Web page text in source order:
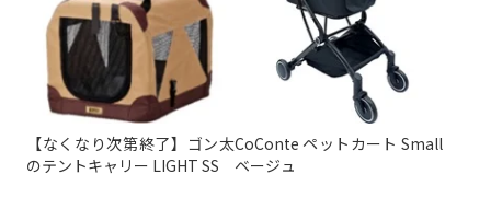
【なくなり次第終了】ゴン太
のテントキャリー LIGHT SS
CoConte ペットカート Small
ベージュ